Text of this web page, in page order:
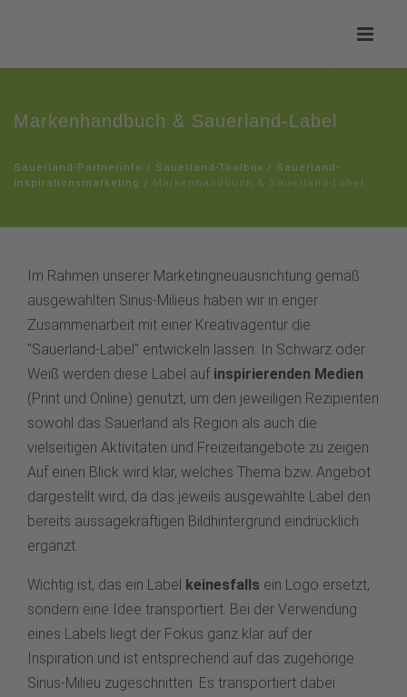
Markenhandbuch & Sauerland-Label
Sauerland-Partnerinfo / Sauerland-Toolbox / Sauerland-
Inspirationsmarketing / Markenhandbuch & Sauerland-Label
Im Rahmen unserer Marketingneuausrichtung gemäß
ausgewählten Sinus-Milieus haben wir in enger
Zusammenarbeit mit einer Kreativagentur die
"Sauerland-Label" entwickeln lassen. In Schwarz oder
Weiß werden diese Label auf inspirierenden Medien
(Print und Online) genutzt, um den jeweiligen Rezipienten
sowohl das Sauerland als Region als auch die
vielseitigen Aktivitäten und Freizeitangebote zu zeigen.
Auf einen Blick wird klar, welches Thema bzw. Angebot
dargestellt wird, da das jeweils ausgewählte Label den
bereits aussagekräftigen Bildhintergrund eindrücklich
ergänzt.
Wichtig ist, das ein Label keinesfalls ein Logo ersetzt,
sondern eine Idee transportiert. Bei der Verwendung
eines Labels liegt der Fokus ganz klar auf der
Inspiration und ist entsprechend auf das zugehörige
Sinus-Milieu zugeschnitten. Es transportiert dabei